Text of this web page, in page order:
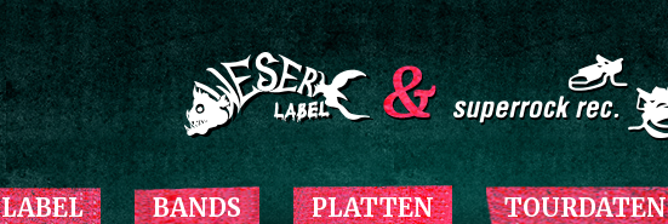
Zum Inhalt springen
LABEL BANDS PLATTEN TOURDATEN